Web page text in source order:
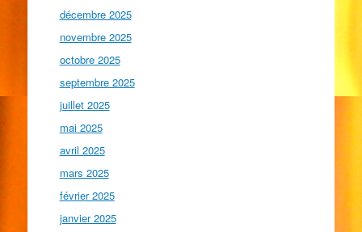
décembre 2025
novembre 2025
octobre 2025
septembre 2025
juillet 2025
mai 2025
avril 2025
mars 2025
février 2025
janvier 2025